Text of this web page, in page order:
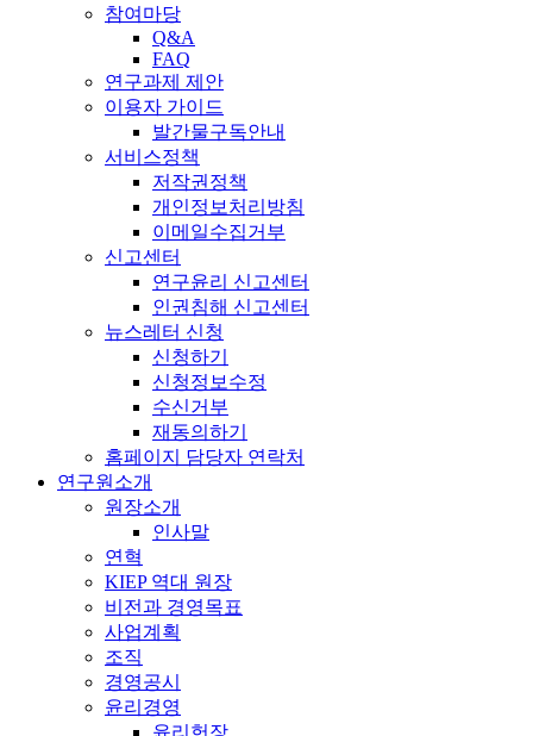
참여마당
Q&A
FAQ
연구과제 제안
이용자 가이드
발간물구독안내
서비스정책
저작권정책
개인정보처리방침
이메일수집거부
신고센터
연구윤리 신고센터
인권침해 신고센터
뉴스레터 신청
신청하기
신청정보수정
수신거부
재동의하기
홈페이지 담당자 연락처
연구원소개
원장소개
인사말
연혁
KIEP 역대 원장
비전과 경영목표
사업계획
조직
경영공시
윤리경영
윤리헌장